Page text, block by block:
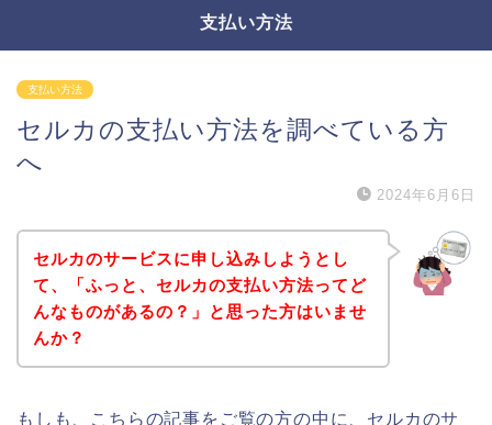
支払い方法
支払い方法
セルカの支払い方法を調べている方
へ
2024年6月6日
セルカのサービスに申し込みしようとし
て、「ふっと、セルカの支払い方法ってど
んなものがあるの？」と思った方はいませ
んか？
もしも、こちらの記事をご覧の方の中に、セルカのサ